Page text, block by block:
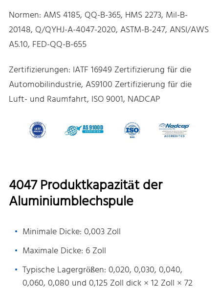
Normen: AMS 4185, QQ-B-365, HMS 2273, Mil-B-
20148, Q/QYHJ-A-4047-2020, ASTM-B-247, ANSI/AWS
A5.10, FED-QQ-B-655
Zertifizierungen: IATF 16949 Zertifizierung für die
Automobilindustrie, AS9100 Zertifizierung für die
Luft- und Raumfahrt, ISO 9001, NADCAP
4047 Produktkapazität der
Aluminiumblechspule
Minimale Dicke: 0,003 Zoll
Maximale Dicke: 6 Zoll
Typische Lagergrößen: 0,020, 0,030, 0,040,
0,060, 0,080 und 0,125 Zoll dick × 12 Zoll × 72